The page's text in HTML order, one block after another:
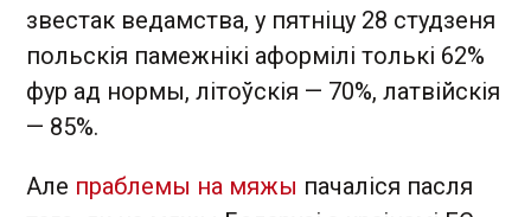
звестак ведамства, у пятніцу 28 студзеня
польскія памежнікі аформілі толькі 62%
фур ад нормы, літоўскія — 70%, латвійскія
— 85%.
Але праблемы на мяжы пачаліся пасля